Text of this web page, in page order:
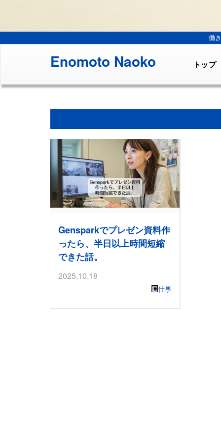
働
Enomoto Naoko トップ
Gensparkでプレゼン資料作
ったら、半日以上時間短縮
できた話。
2025.10.18
仕事